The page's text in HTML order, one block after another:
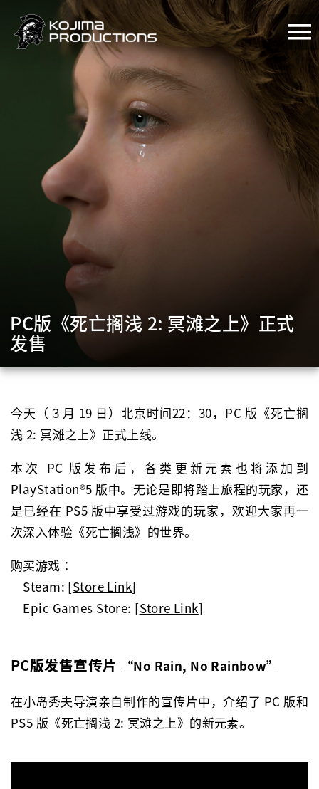
PC版《死亡搁浅 2: 冥滩之上》正式
发售
今天（ 3 月 19 日）北京时间22：30，PC 版《死亡搁
浅 2: 冥滩之上》正式上线。
本次 PC 版发布后，各类更新元素也将添加到
PlayStation®5 版中。无论是即将踏上旅程的玩家，还
是已经在 PS5 版中享受过游戏的玩家，欢迎大家再一
次深入体验《死亡搁浅》的世界。
购买游戏：
Steam: [Store Link]
Epic Games Store: [Store Link]
PC版发售宣传片
“No Rain, No Rainbow”
在小岛秀夫导演亲自制作的宣传片中，介绍了 PC 版和
PS5 版《死亡搁浅 2: 冥滩之上》的新元素。